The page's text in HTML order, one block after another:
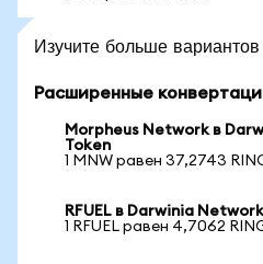
Изучите больше
Расширенные
Morpheus Network в
Token
1 MNW равен 37,2743
RFUEL в Darwinia
1 RFUEL равен 4,7062